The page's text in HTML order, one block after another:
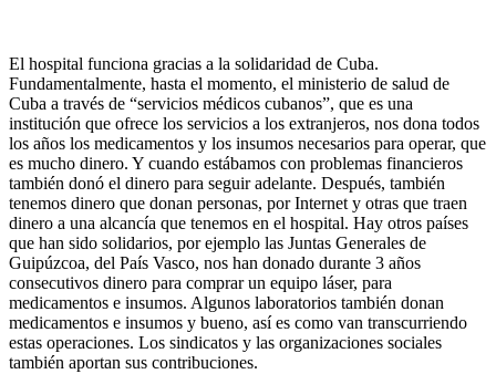
El hospital funciona gracias a la solidaridad de Cuba.
Fundamentalmente, hasta el momento, el ministerio de salud de
Cuba a través de “servicios médicos cubanos”, que es una
institución que ofrece los servicios a los extranjeros, nos dona todos
los años los medicamentos y los insumos necesarios para operar, que
es mucho dinero. Y cuando estábamos con problemas financieros
también donó el dinero para seguir adelante. Después, también
tenemos dinero que donan personas, por Internet y otras que traen
dinero a una alcancía que tenemos en el hospital. Hay otros países
que han sido solidarios, por ejemplo las Juntas Generales de
Guipúzcoa, del País Vasco, nos han donado durante 3 años
consecutivos dinero para comprar un equipo láser, para
medicamentos e insumos. Algunos laboratorios también donan
medicamentos e insumos y bueno, así es como van transcurriendo
estas operaciones. Los sindicatos y las organizaciones sociales
también aportan sus contribuciones.